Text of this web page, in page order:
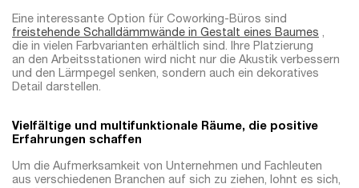
Eine interessante Option für Coworking-Büros sind
freistehende Schalldämmwände in Gestalt eines Baumes ,
die in vielen Farbvarianten erhältlich sind. Ihre Platzierung
an den Arbeitsstationen wird nicht nur die Akustik verbessern
und den Lärmpegel senken, sondern auch ein dekoratives
Detail darstellen.
Vielfältige und multifunktionale Räume, die positive
Erfahrungen schaffen
Um die Aufmerksamkeit von Unternehmen und Fachleuten
aus verschiedenen Branchen auf sich zu ziehen, lohnt es sich,